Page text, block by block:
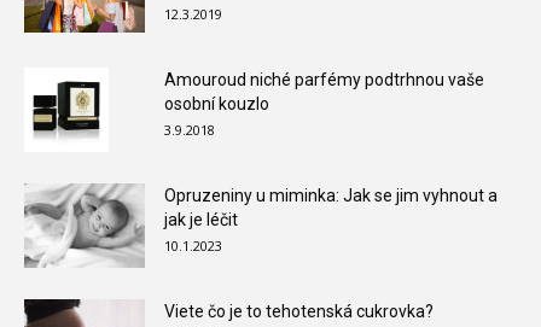
12.3.2019
Amouroud niché parfémy podtrhnou vaše
osobní kouzlo
3.9.2018
Opruzeniny u miminka: Jak se jim vyhnout a
jak je léčit
10.1.2023
Viete čo je to tehotenská cukrovka?